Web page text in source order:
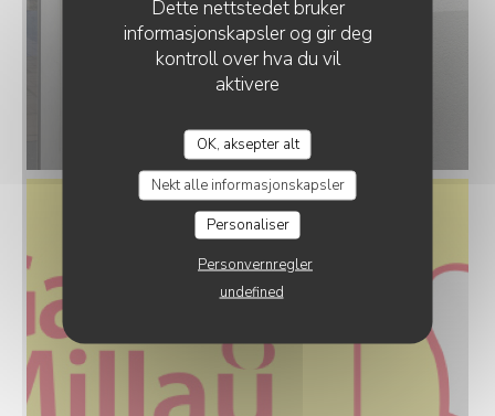
Dette nettstedet bruker
informasjonskapsler og gir deg
kontroll over hva du vil
aktivere
OK, aksepter alt
Nekt alle informasjonskapsler
Personaliser
Personvernregler
undefined